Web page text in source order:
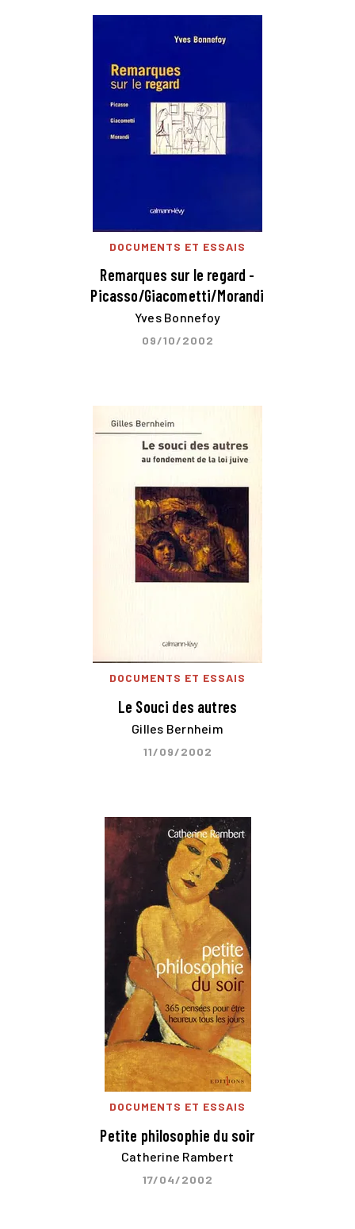
DOCUMENTS ET ESSAIS
Remarques sur le regard -
Picasso/Giacometti/Morandi
Yves Bonnefoy
09/10/2002
DOCUMENTS ET ESSAIS
Le Souci des autres
Gilles Bernheim
11/09/2002
DOCUMENTS ET ESSAIS
Petite philosophie du soir
Catherine Rambert
17/04/2002